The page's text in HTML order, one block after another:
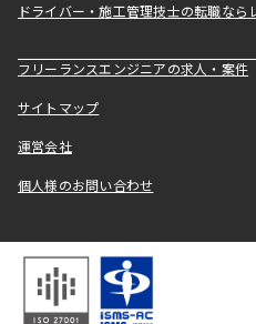
ドライバー・施工管理技士の転職なら
フリーランスエンジニアの求人・案件
サイトマップ
運営会社
個人様のお問い合わせ